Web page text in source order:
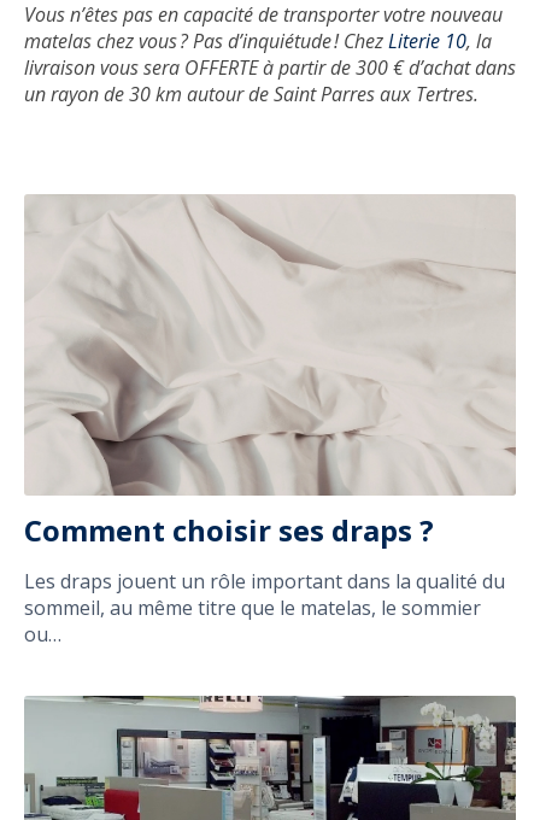
Vous n’êtes pas en capacité de transporter votre nouveau
matelas chez vous ? Pas d’inquiétude ! ChezLiterie 10, la
livraison vous sera OFFERTE à partir de 300 € d’achat dans
un rayon de 30 km autour de Saint Parres aux Tertres.
Comment choisir ses draps ?
Les draps jouent un rôle important dans la qualité du
sommeil, au même titre que le matelas, le sommier
ou…